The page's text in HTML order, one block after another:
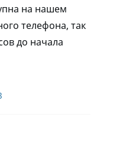
на нашем
телефона, так
до начала